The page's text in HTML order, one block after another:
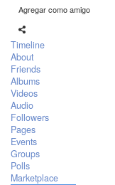
Agregar como amigo
Timeline
About
Friends
Albums
Videos
Audio
Followers
Pages
Events
Groups
Polls
Marketplace